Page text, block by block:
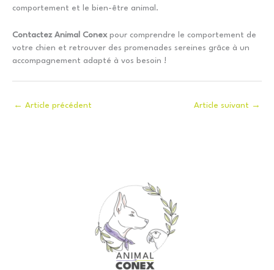
comportement et le bien-être animal.
Contactez Animal Conexpour comprendre le comportement de
votre chien et retrouver des promenades sereines grâce à un
accompagnement adapté à vos besoin !
← Article précédent Article suivant →